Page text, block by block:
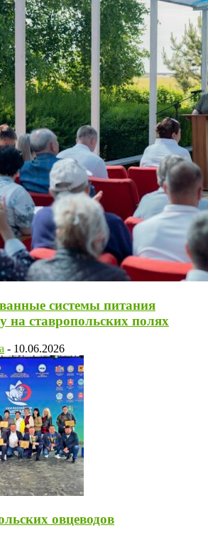
системы питания
на ставропольских полях
- 10.06.2026
овцеводов